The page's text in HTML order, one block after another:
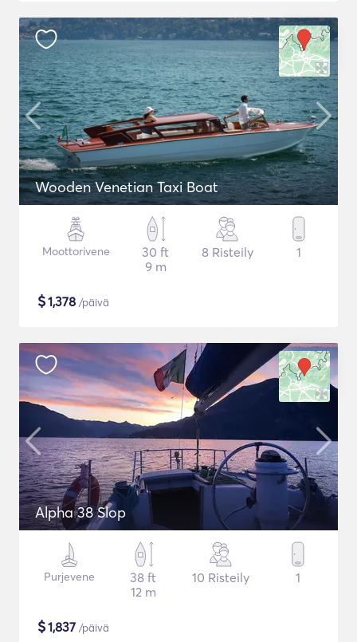
Wooden Venetian Taxi Boat
Moottorivene
30 ft
9 m
8 Risteily 1
$1,378 /päivä
Alpha 38 Slop
Purjevene
38 ft
12 m
10 Risteily 1
$1,837 /päivä